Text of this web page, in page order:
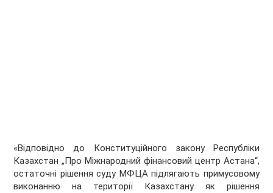
«Відповідно до Конституційного закону Республіки
Казахстан „Про Міжнародний фінансовий центр Астана“,
остаточні рішення суду МФЦА підлягають примусовому
виконанню на території Казахстану як рішення